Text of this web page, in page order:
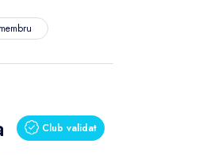
Club validat